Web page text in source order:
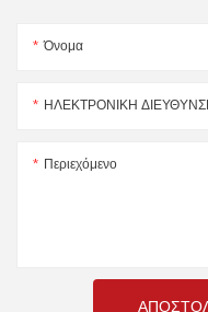
Όνομα
ΗΛΕΚΤΡΟΝΙΚΗ
Περιεχόμενο